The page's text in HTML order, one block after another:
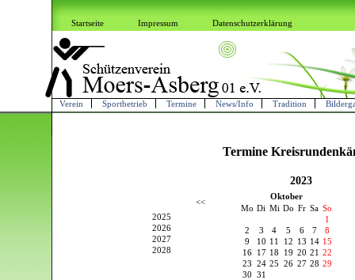
Startseite Impressum Datenschutzerklärung
Verein Sportbetrieb Termine News/Info Tradition
Termine
2023
2025
2026
2027
2028
<<
Oktober
Mo Di Mi Do Fr Sa So
1
2
3 4 5 6 7
8
9
10 11 12 13 14 15
16
17 18 19 20 21 22
23 24 25 26 27 28 29
30 31